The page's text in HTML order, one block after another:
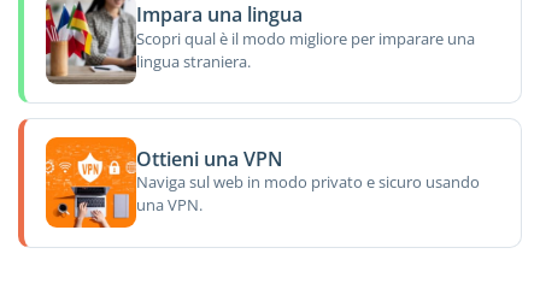
Impara una lingua
Scopri qual è il modo migliore per imparare una
lingua straniera.
Ottieni una VPN
Naviga sul web in modo privato e sicuro usando
una VPN.